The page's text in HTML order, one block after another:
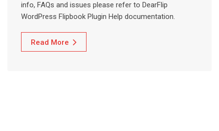
info, FAQs and issues please refer to DearFlip
WordPress Flipbook Plugin Help documentation.
Read More